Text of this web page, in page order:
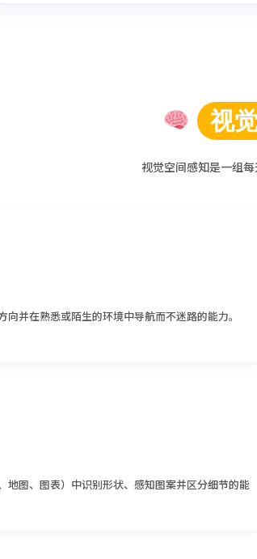
视
视觉空间感知是一组每
向并在熟悉或陌生的环境中导航而不迷路的能力。
地图、图表）中识别形状、感知图案并区分细节的能